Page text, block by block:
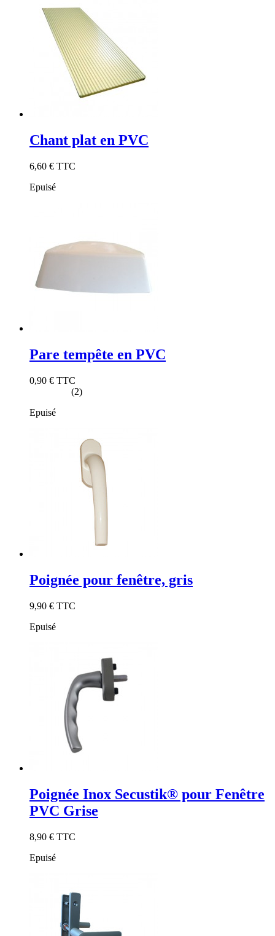
Chant plat en PVC
6,60 € TTC
Epuisé
Pare tempête en PVC
0,90 € TTC
(2)
Epuisé
Poignée pour fenêtre, gris
9,90 € TTC
Epuisé
Poignée Inox Secustik® pour Fenêtre
PVC Grise
8,90 € TTC
Epuisé